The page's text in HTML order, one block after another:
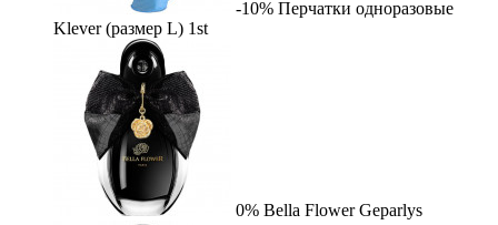
-10% Перчатки одноразовые
Klever (размер L) 1st
0% Bella Flower Geparlys